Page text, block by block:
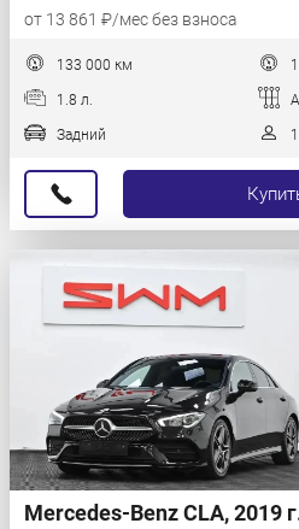
от 13 861 ₽/мес без взноса
133 000 км
1.8 л.
Задний
Mercedes-Benz CLA, 2019